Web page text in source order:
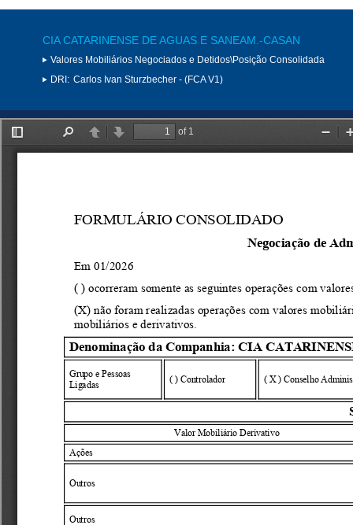
CIA CATARINENSE DE AGUAS E SANEAM.-CASAN
Valores Mobiliários Negociados e Detidos\Posição Consolidada
DRI: Carlos Ivan Sturzbecher - (FCA V1)